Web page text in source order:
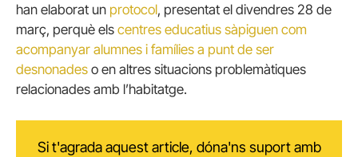
han elaborat un protocol, presentat el divendres 28 de
març, perquè els centres educatius sàpiguen com
acompanyar alumnes i famílies a punt de ser
desnonades o en altres situacions problemàtiques
relacionades amb l’habitatge.
Si t'agrada aquest article, dóna'ns suport amb